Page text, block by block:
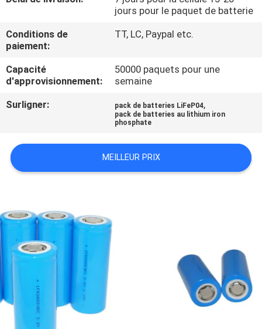
CONTACTEZ-
NOUS
NOUVELLES
CAS
CITATION
PLAN
DU
SITE
jours pour le paquet de batterie
Conditions de
paiement:
TT, LC, Paypal etc.
Capacité
d'approvisionnement:
50000 paquets pour une
semaine
Surligner:
pack de batteries LiFeP04,
pack de batteries au lithium iron
phosphate
MEILLEUR PRIX